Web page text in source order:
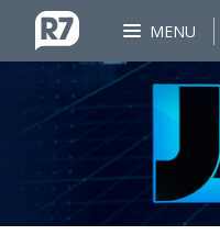
MENU